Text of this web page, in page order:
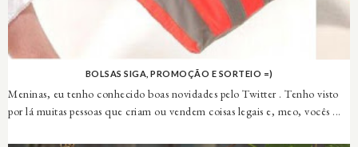
BOLSAS SIGA, PROMOÇÃO E SORTEIO =)
Meninas, eu tenho conhecido boas novidades pelo Twitter . Tenho visto
por lá muitas pessoas que criam ou vendem coisas legais e, meo, vocês ...